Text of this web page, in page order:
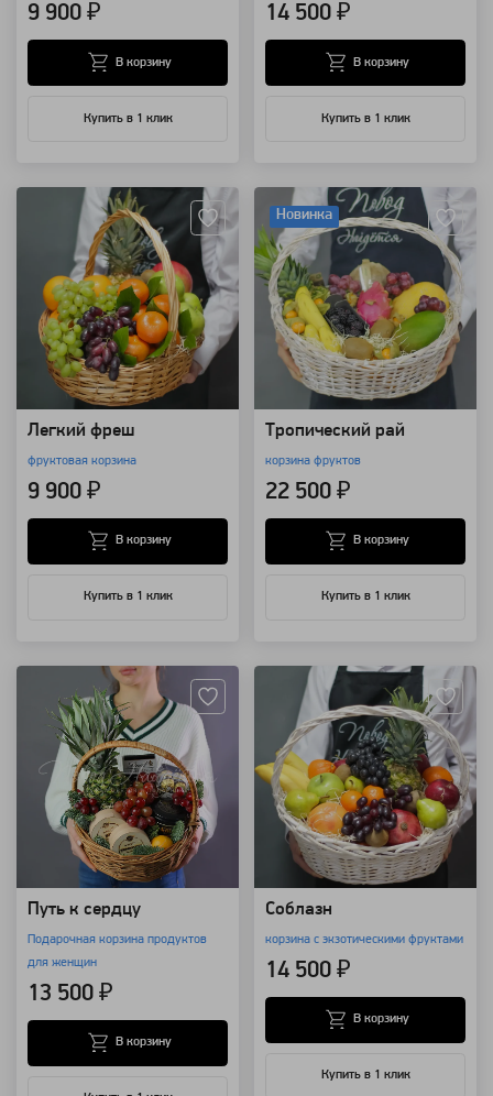
9 900 ₽
Купить в 1 клик
В корзину
14 500 ₽
Купить в 1 клик
В корзину
Легкий фреш
фруктовая корзина
9 900 ₽
Купить в 1 клик
В корзину
Новинка
Тропический рай
корзина фруктов
22 500 ₽
Купить в 1 клик
В корзину
Путь к сердцу
Подарочная корзина продуктов
для женщин
13 500 ₽
В корзину
Соблазн
корзина с экзотическими фруктами
14 500 ₽
Купить в 1 клик
В корзину